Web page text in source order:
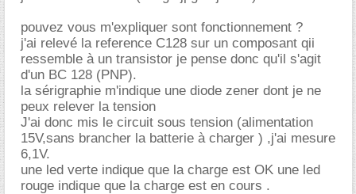
pouvez vous m'expliquer sont fonctionnement ?
j'ai relevé la reference C128 sur un composant qii
ressemble à un transistor je pense donc qu'il s'agit
d'un BC 128 (PNP).
la sérigraphie m'indique une diode zener dont je ne
peux relever la tension
J'ai donc mis le circuit sous tension (alimentation
15V,sans brancher la batterie à charger ) ,j'ai mesure
6,1V.
une led verte indique que la charge est OK une led
rouge indique que la charge est en cours .